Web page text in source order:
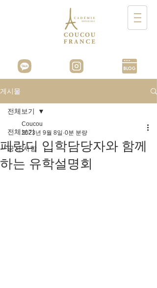
게시물
전체보기
공지 사항
전체보기
페랑디 입학담당자와 함께
하는 유학설명회
Coucou
2023년 9월 8일 0분 분량